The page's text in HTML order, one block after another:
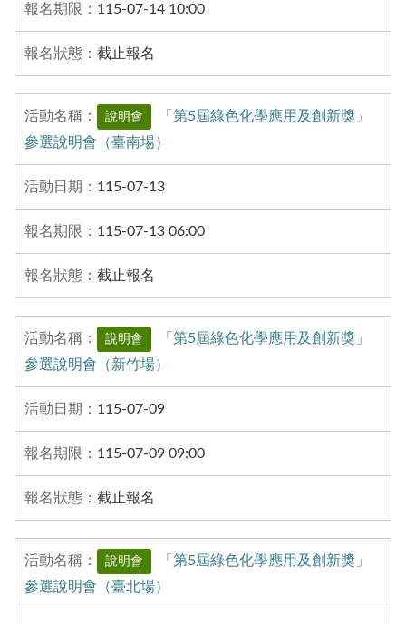
115-07-14 10:00
截止報名
說明會
「第5屆綠色化學應用及創新獎」
參選說明會（臺南場）
115-07-13
115-07-13 06:00
截止報名
說明會
「第5屆綠色化學應用及創新獎」
參選說明會（新竹場）
115-07-09
115-07-09 09:00
截止報名
說明會
「第5屆綠色化學應用及創新獎」
參選說明會（臺北場）